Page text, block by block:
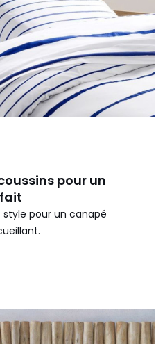
pour un
style pour un canapé